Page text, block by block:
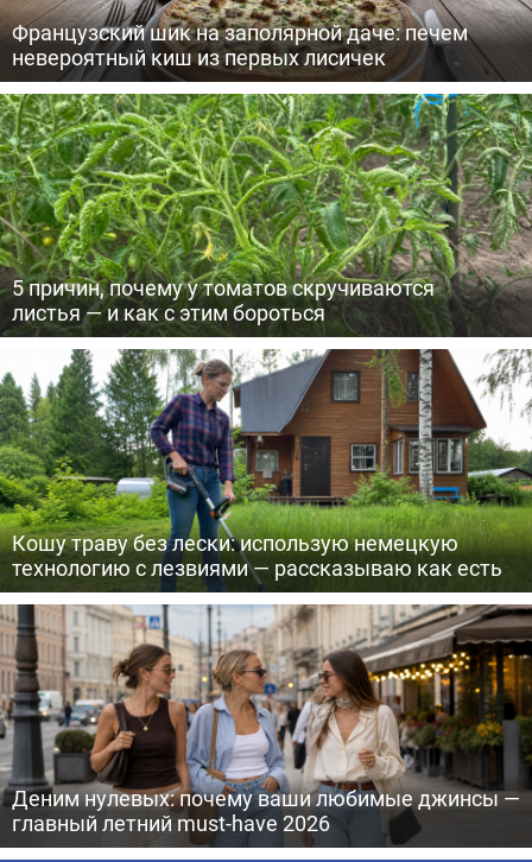
Французский шик на заполярной даче: печем
невероятный киш из первых лисичек
5 причин, почему у томатов скручиваются
листья — и как с этим бороться
Кошу траву без лески: использую немецкую
технологию с лезвиями — рассказываю как есть
Деним нулевых: почему ваши любимые джинсы —
главный летний must-have 2026